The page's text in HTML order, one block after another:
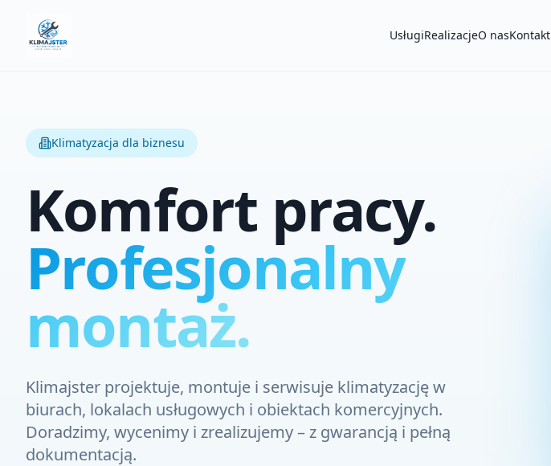
UsługiRealizacjeO nasKontakt
Klimatyzacja dla biznesu
Komfort pracy.
Profesjonalny
montaż.
Klimajster projektuje, montuje i serwisuje klimatyzację w
biurach, lokalach usługowych i obiektach komercyjnych.
Doradzimy, wycenimy i zrealizujemy – z gwarancją i pełną
dokumentacją.